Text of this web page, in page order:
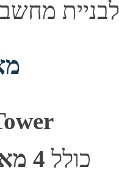
כולל 4 מאווררים